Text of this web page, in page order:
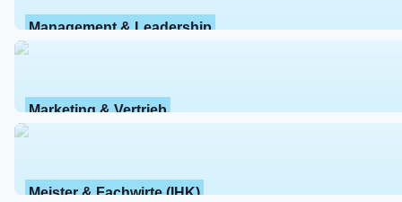
Management & Leadership
Marketing & Vertrieb
Meister & Fachwirte (IHK)